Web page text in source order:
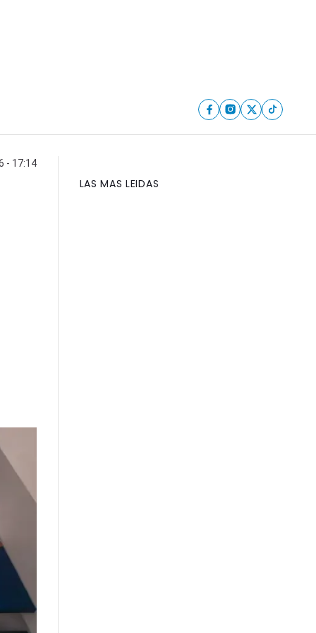
- 17:14
LAS MAS LEIDAS